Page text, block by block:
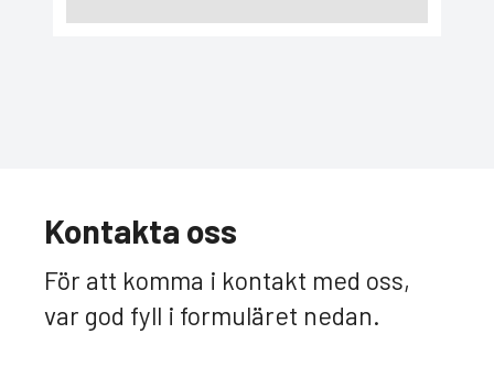
Kontakta oss
För att komma i kontakt med oss,
var god fyll i formuläret nedan.